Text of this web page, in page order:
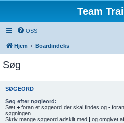
Team
OSS
Hjem Boardindeks
Søg
SØGEORD
Søg efter nøgleord:
Sæt + foran et søgeord der skal findes og -
søgningen.
Skriv mange søgeord adskilt med | og omgivet